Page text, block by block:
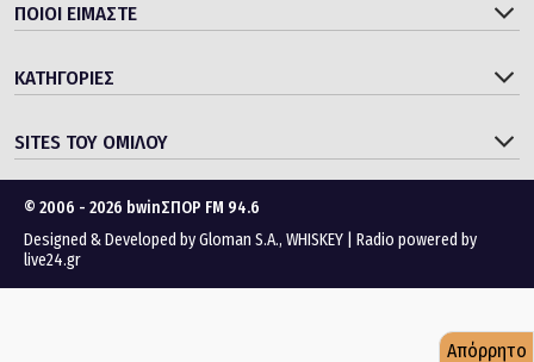
ΠΟΙΟΙ ΕΙΜΑΣΤΕ
ΚΑΤΗΓΟΡΙΕΣ
SITES ΤΟΥ ΟΜΙΛΟΥ
© 2006 - 2026 bwinΣΠΟΡ FM 94.6
Designed & Developed byGloman S.A., WHISKEY
Radio powered by
live24.gr
Απόρρητο